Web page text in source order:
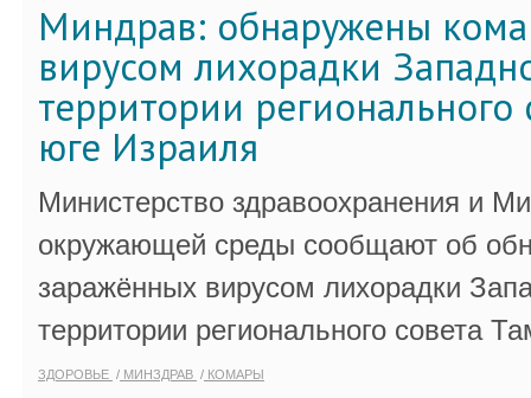
Миндрав: обнаружены
вирусом лихорадки
территории регионального
юге Израиля
Министерство здравоохранения и
окружающей среды сообщают об
заражённых вирусом лихорадки
территории регионального совета
ЗДОРОВЬЕ МИНЗДРАВ КОМАРЫ